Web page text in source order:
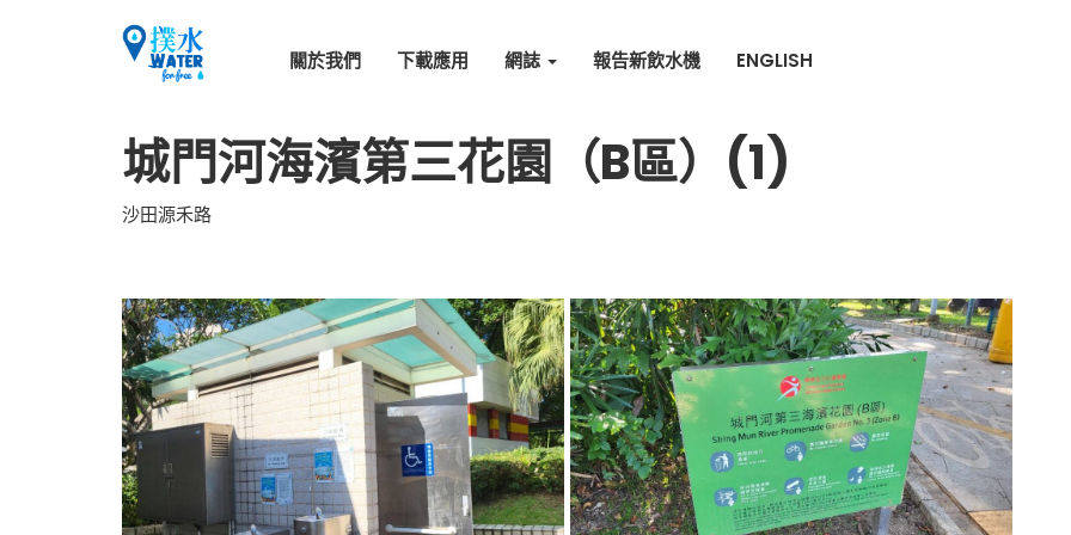
關於我們 下載應用 網誌 報告新飲水機 ENGLISH
城門河海濱第三花園（B區）(1)
沙田源禾路